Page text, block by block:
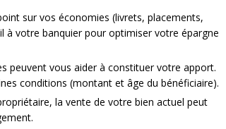
sur vos économies (livrets, placements,
à votre banquier pour optimiser votre épargne
peuvent vous aider à constituer votre apport.
conditions (montant et âge du bénéficiaire).
la vente de votre bien actuel peut